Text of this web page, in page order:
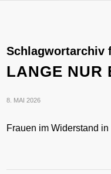
Schlagwortarchiv
LANGE NUR
8. MAI 2026
Frauen im Widerstand